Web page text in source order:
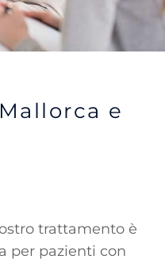
e
trattamento è
per pazienti con